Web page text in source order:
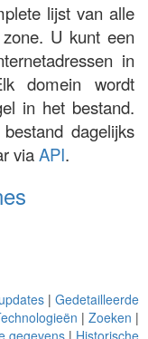
lijst van alle
U kunt een
in
domein wordt
in het bestand.
dagelijks
viaAPI.
| Gedetailleerde
| Zoeken |
gegevens | Historische